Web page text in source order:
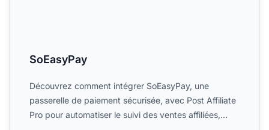
SoEasyPay
Découvrez comment intégrer SoEasyPay, une
passerelle de paiement sécurisée, avec Post Affiliate
Pro pour automatiser le suivi des ventes affiliées,